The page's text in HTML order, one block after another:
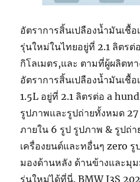
อัตราการสิ้นเปลืองน้ำมันเชื้
รุ่นใหม่ในไทยอยู่ที่ 2.1 ลิตร
กิโลเมตร,และ ตามที่ผู้ผลิตทา
อัตราการสิ้นเปลืองน้ำมันเชื้
1.5L อยู่ที่ 2.1 ลิตรต่อ a
รูปภาพและรูปถ่ายทั้งหมด
ภายใน 6 รูป รูปภาพ & รูปถ่
เครื่องยนต์และทอื่นๆ zero
มองด้านหลัง ด้านข้างและมุ
รุ่นใหม่ได้ที่นี่. BMW I3S